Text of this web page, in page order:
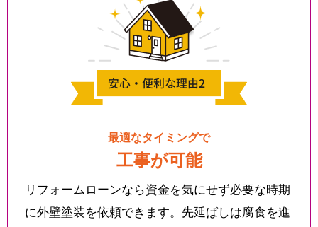
最適なタイミングで
工事が可能
リフォームローンなら資金を気にせず必要な時期
に外壁塗装を依頼できます。先延ばしは腐食を進